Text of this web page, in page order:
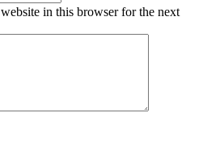
in this browser for the next